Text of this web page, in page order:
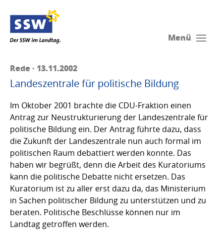
Menü
Rede · 13.11.2002
Landeszentrale für politische Bildung
Im Oktober 2001 brachte die CDU-Fraktion einen
Antrag zur Neustrukturierung der Landeszentrale für
politische Bildung ein. Der Antrag führte dazu, dass
die Zukunft der Landeszentrale nun auch formal im
politischen Raum debattiert werden konnte. Das
haben wir begrüßt, denn die Arbeit des Kuratoriums
kann die politische Debatte nicht ersetzen. Das
Kuratorium ist zu aller erst dazu da, das Ministerium
in Sachen politischer Bildung zu unterstützen und zu
beraten. Politische Beschlüsse können nur im
Landtag getroffen werden.